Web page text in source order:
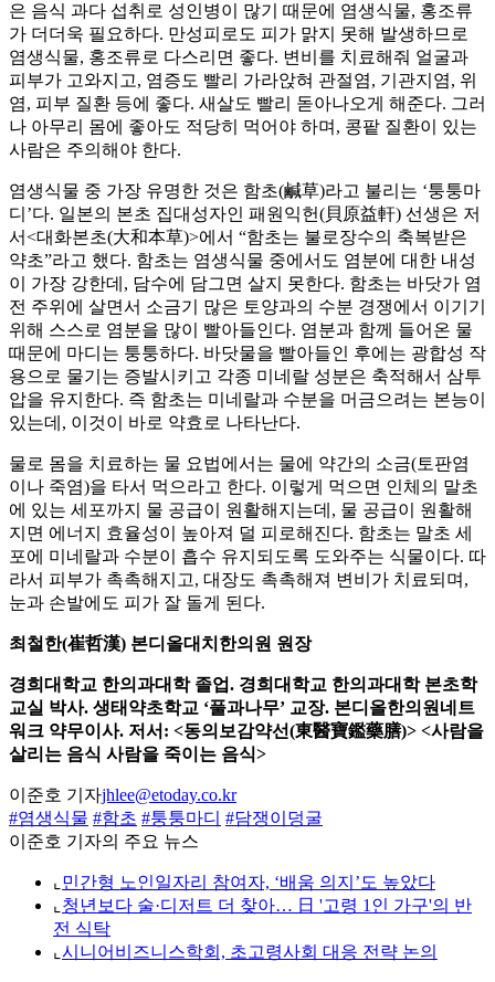
은 음식 과다 섭취로 성인병이 많기 때문에 염생식물, 홍조류
가 더더욱 필요하다. 만성피로도 피가 맑지 못해 발생하므로
염생식물, 홍조류로 다스리면 좋다. 변비를 치료해줘 얼굴과
피부가 고와지고, 염증도 빨리 가라앉혀 관절염, 기관지염, 위
염, 피부 질환 등에 좋다. 새살도 빨리 돋아나오게 해준다. 그러
나 아무리 몸에 좋아도 적당히 먹어야 하며, 콩팥 질환이 있는
사람은 주의해야 한다.
염생식물 중 가장 유명한 것은 함초(鹹草)라고 불리는 ‘퉁퉁마
디’다. 일본의 본초 집대성자인 패원익헌(貝原益軒) 선생은 저
서<대화본초(大和本草)>에서 “함초는 불로장수의 축복받은
약초”라고 했다. 함초는 염생식물 중에서도 염분에 대한 내성
이 가장 강한데, 담수에 담그면 살지 못한다. 함초는 바닷가 염
전 주위에 살면서 소금기 많은 토양과의 수분 경쟁에서 이기기
위해 스스로 염분을 많이 빨아들인다. 염분과 함께 들어온 물
때문에 마디는 퉁퉁하다. 바닷물을 빨아들인 후에는 광합성 작
용으로 물기는 증발시키고 각종 미네랄 성분은 축적해서 삼투
압을 유지한다. 즉 함초는 미네랄과 수분을 머금으려는 본능이
있는데, 이것이 바로 약효로 나타난다.
물로 몸을 치료하는 물 요법에서는 물에 약간의 소금(토판염
이나 죽염)을 타서 먹으라고 한다. 이렇게 먹으면 인체의 말초
에 있는 세포까지 물 공급이 원활해지는데, 물 공급이 원활해
지면 에너지 효율성이 높아져 덜 피로해진다. 함초는 말초 세
포에 미네랄과 수분이 흡수 유지되도록 도와주는 식물이다. 따
라서 피부가 촉촉해지고, 대장도 촉촉해져 변비가 치료되며,
눈과 손발에도 피가 잘 돌게 된다.
최철한(崔哲漢) 본디올대치한의원 원장
경희대학교 한의과대학 졸업. 경희대학교 한의과대학 본초학
교실 박사. 생태약초학교 ‘풀과나무’ 교장. 본디올한의원네트
워크 약무이사. 저서: <동의보감약선(東醫寶鑑藥膳)> <사람을
살리는 음식 사람을 죽이는 음식>
이준호 기자jhlee@etoday.co.kr
#염생식물 #함초 #퉁퉁마디 #담쟁이덩굴
이준호 기자의 주요 뉴스
⌞ 민간형 노인일자리 참여자, ‘배움 의지’도 높았다
⌞ 청년보다 술·디저트 더 찾아… 日 '고령 1인 가구'의 반
전 식탁
⌞ 시니어비즈니스학회, 초고령사회 대응 전략 논의